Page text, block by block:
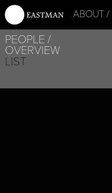
ABOUT
PEOPLE
OVERVIEW
LIST